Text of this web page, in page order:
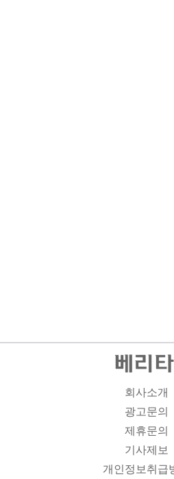
회사소개
광고문의
제휴문의
기사제보
개인정보취급